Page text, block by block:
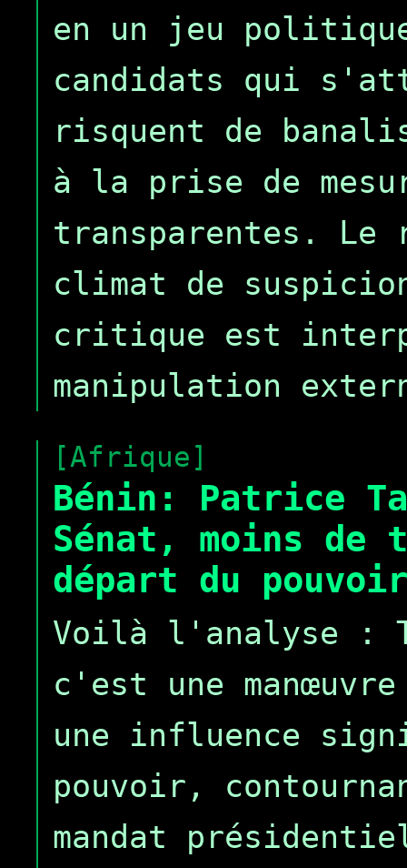
en un jeu
candidats qui
risquent de
à la prise de
transparentes. Le
climat de
critique est
manipulation
[Afrique]
Bénin: Patrice
Sénat, moins de
départ du pouvoir
Voilà l'analyse :
c'est une
une influence
pouvoir,
mandat